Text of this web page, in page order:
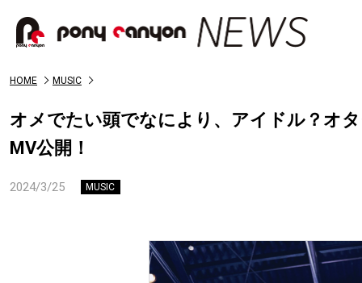
HOME MUSIC
オメでたい頭でなにより、アイドル？オ
MV公開！
2024/3/25 MUSIC